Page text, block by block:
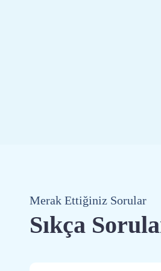
Merak Ettiğiniz Sorular
Sıkça